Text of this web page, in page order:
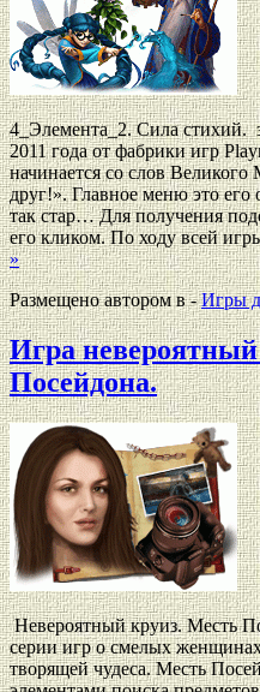
4_Элемента_2. Сила стихий.
2011 года от фабрики игр
начинается со слов
друг!». Главное меню это его
так стар… Для получения
его кликом. По ходу всей
»
Размещено автором в -Игры
Игра
Посейдона.
Невероятный круиз. Месть
серии игр о смелых
творящей чудеса. Месть